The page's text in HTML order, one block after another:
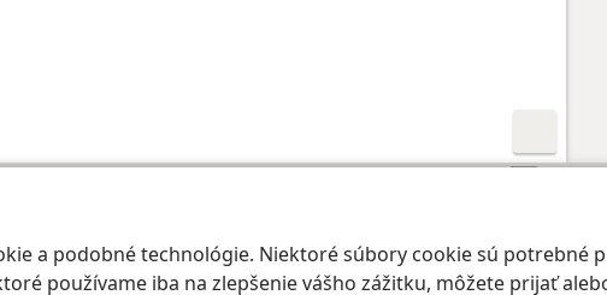
a podobné technológie. Niektoré súbory cookie sú potrebné
používame iba na zlepšenie vášho zážitku, môžete prijať